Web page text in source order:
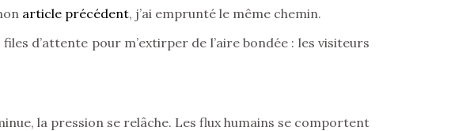
article précédent, j’ai emprunté le même chemin.
d’attente pour m’extirper de l’aire bondée : les visiteurs
la pression se relâche. Les flux humains se comportent